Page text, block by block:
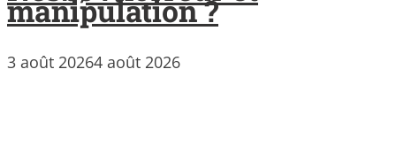
manipulation ?
3 août 20264 août 2026